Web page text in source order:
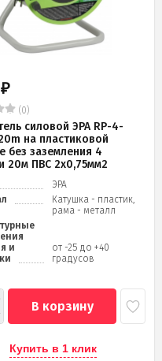
₽
(0)
силовой ЭРА RP-4-
на пластиковой
без заземления 4
20м ПВС 2х0,75мм2
ЭРА
Катушка - пластик,
рама - металл
и
от -25 до +40
градусов
В корзину
Купить в 1 клик